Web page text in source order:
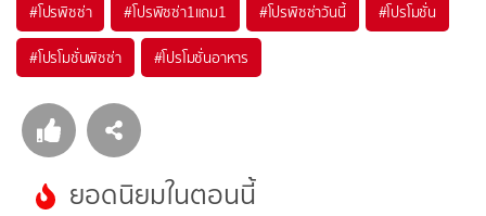
#โปรพิซซ่า #โปรพิซซ่า1แถม1 #โปรพิซซ่าวันนี้ #โปรโมชั่น
#โปรโมชั่นพิซซ่า #โปรโมชั่นอาหาร
ยอดนิยมในตอนนี้